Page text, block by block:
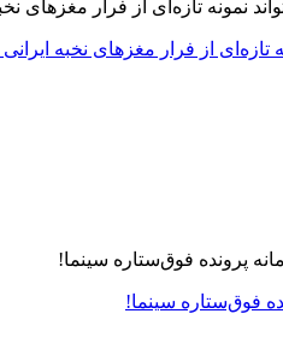
از فرار مغزهای نخبه ایرانی
فوق‌ستاره سینما!